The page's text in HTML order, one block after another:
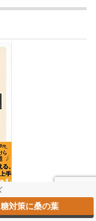
糖対策に桑の葉